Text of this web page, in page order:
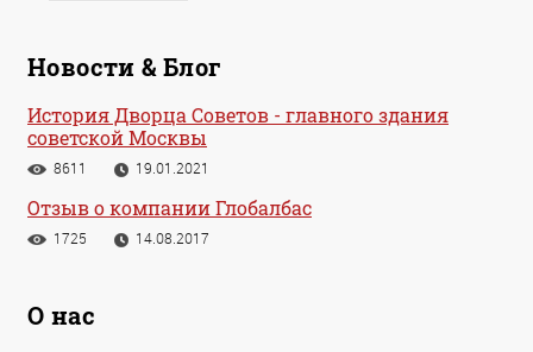
Новости & Блог
История Дворца Советов - главного здания
советской Москвы
8611 19.01.2021
Отзыв о компании Глобалбас
1725 14.08.2017
О нас